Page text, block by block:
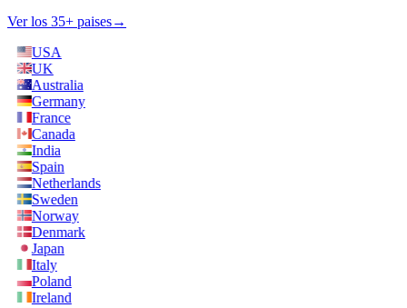
Ver los 35+ paises→
USA
UK
Australia
Germany
France
Canada
India
Spain
Netherlands
Sweden
Norway
Denmark
Japan
Italy
Poland
Ireland